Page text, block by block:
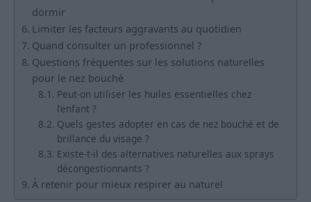
dormir
Limiter les facteurs aggravants au quotidien
Quand consulter un professionnel ?
Questions fréquentes sur les solutions naturelles
pour le nez bouché
Peut-on utiliser les huiles essentielles chez
l’enfant ?
Quels gestes adopter en cas de nez bouché et de
brillance du visage ?
Existe-t-il des alternatives naturelles aux sprays
décongestionnants ?
À retenir pour mieux respirer au naturel